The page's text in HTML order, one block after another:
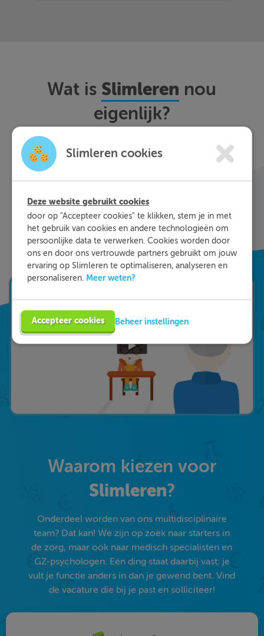
Wat is Slimleren nou
eigenlijk?
Met Slimleren oefen je online voor de vakken
waar je nog wat moeite mee hebt, waar en
wanneer je maar wilt. Theorie-uitleg, video-
colleges, vuistregels en meer helpen jou om de
stof sneller te begrijpen. Daarnaast krijg je bij
ieder fout gegeven antwoord direct een heldere
uitleg hoe je de vraag het beste kunt oplossen.
Zo leer je sneller en effectiever; dat is pas
Slimleren!
Waarom kiezen voor
Slimleren?
Onderdeel worden van ons multidisciplinaire
team? Dat kan! We zijn op zoek naar starters in
de zorg, maar ook naar medisch specialisten en
GZ-psychologen. Eén ding staat daarbij vast: je
vult je functie anders in dan je gewend bent. Vind
de vacature die bij je past en solliciteer!
Slimleren cookies
Deze website gebruikt cookies
door op "Accepteer cookies" te klikken, stem je in met
het gebruik van cookies en andere technologieën om
persoonlijke data te verwerken. Cookies worden door
ons en door ons vertrouwde partners gebruikt om jouw
ervaring op Slimleren te optimaliseren, analyseren en
personaliseren. Meer weten?
Accepteer cookies Beheer instellingen